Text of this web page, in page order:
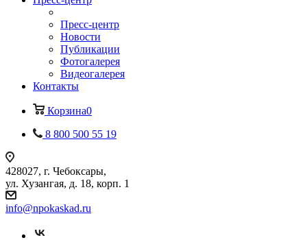
Пресс-центр
Новости
Публикации
Фотогалерея
Видеогалерея
Контакты
Корзина0
8 800 500 55 19
428027, г. Чебоксары,
ул. Хузангая, д. 18, корп. 1
info@npokaskad.ru